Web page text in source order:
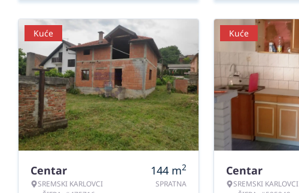
Kuće
Centar
SREMSKI KARLOVCI
144 m2
SPRATNA
Kuće
Centar
SREMSKI KARLOVCI